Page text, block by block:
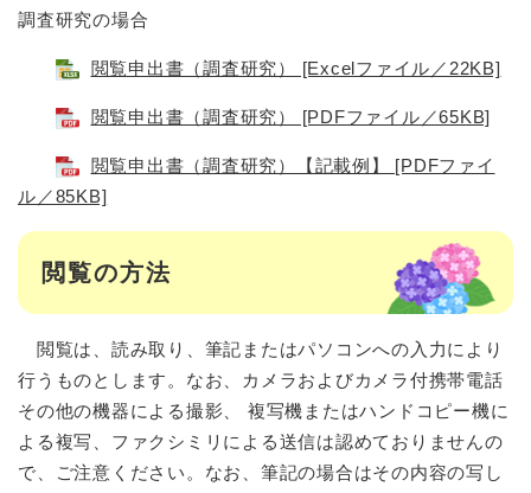
調査研究の場合
閲覧申出書（調査研究） [Excelファイル／22KB]
閲覧申出書（調査研究） [PDFファイル／65KB]
閲覧申出書（調査研究）【記載例】 [PDFファイ
ル／85KB]
閲覧の方法
閲覧は、読み取り、筆記またはパソコンへの入力により
行うものとします。なお、カメラおよびカメラ付携帯電話
その他の機器による撮影、 複写機またはハンドコピー機に
よる複写、ファクシミリによる送信は認めておりませんの
で、ご注意ください。なお、筆記の場合はその内容の写し